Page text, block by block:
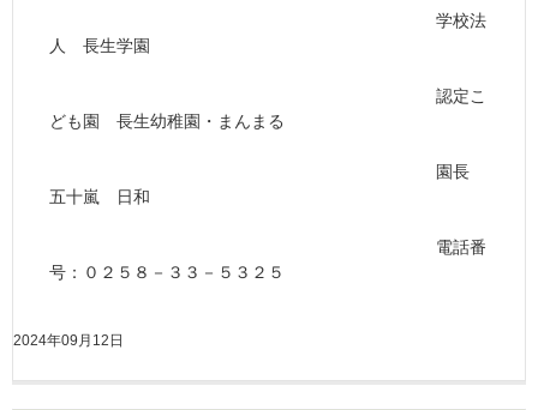
学校法
人 長生学園
認定こ
ども園 長生幼稚園・まんまる
園長
五十嵐 日和
電話番
号：０２５８－３３－５３２５
2024年09月12日